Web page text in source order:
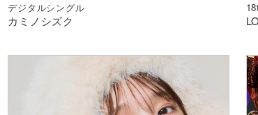
デジタルシングル
カミノシズク